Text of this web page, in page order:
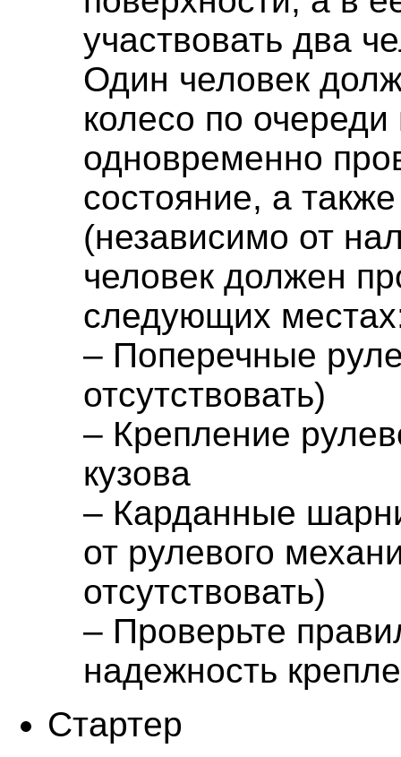
участвовать два
Один человек
колесо по
одновременно
состояние, а
(независимо от
человек должен
следующих
– Поперечные
отсутствовать)
– Крепление
кузова
– Карданные
от рулевого
отсутствовать)
– Проверьте
надежность
Стартер